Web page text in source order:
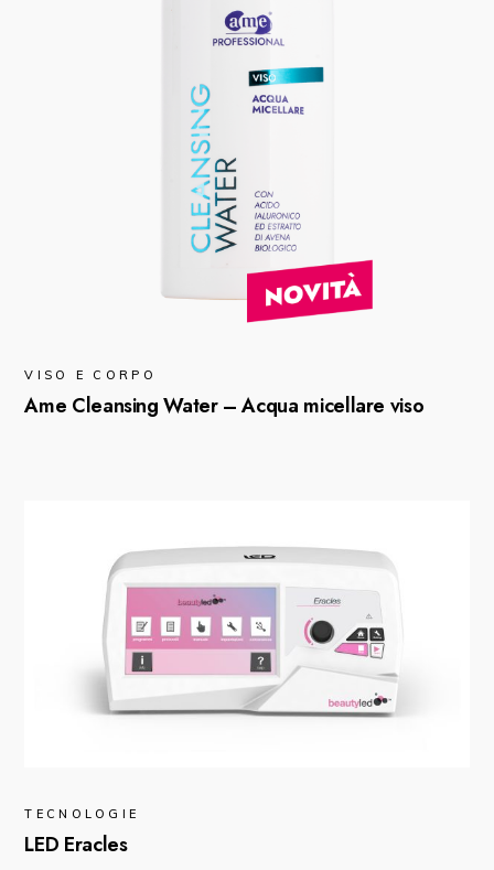
VISO E CORPO
Ame Cleansing Water – Acqua micellare viso
TECNOLOGIE
LED Eracles